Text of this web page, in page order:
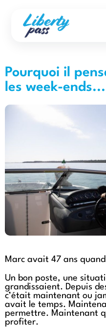
Pourquoi il
les week-
Marc avait 47 ans
Un bon poste, une
grandissaient. Depuis
c’était maintenant ou
avait le temps.
permettre. Maintenant
profiter.